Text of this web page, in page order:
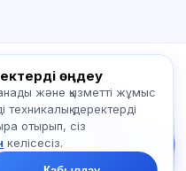
жазыңыз!
немесе
бастау туралы
— чатта бір
өңдеу
және қызметті жұмыс
техникалық деректерді
отырып, сіз
келісесіз.